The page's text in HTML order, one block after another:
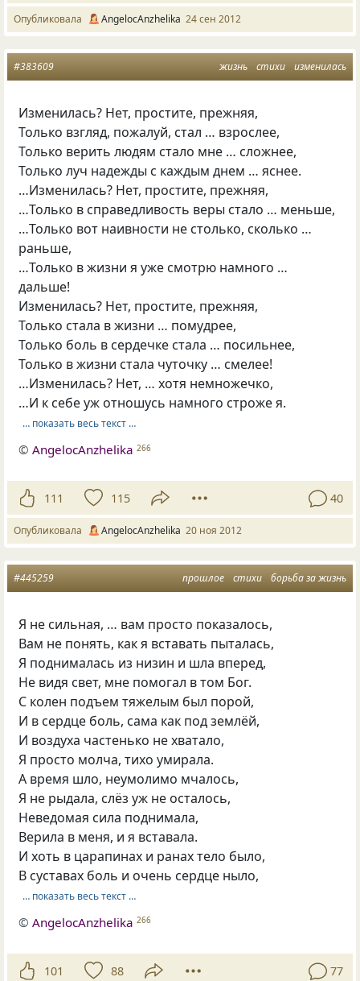
Опубликовала AngelocAnzhelika 24 сен 2012
жизнь стихи изменилась
#383609
Изменилась? Нет, простите, прежняя,
Только взгляд, пожалуй, стал … взрослее,
Только верить людям стало мне … сложнее,
Только луч надежды с каждым днем … яснее.
…Изменилась? Нет, простите, прежняя,
…Только в справедливость веры стало … меньше,
…Только вот наивности не столько, сколько …
раньше,
…Только в жизни я уже смотрю намного …
дальше!
Изменилась? Нет, простите, прежняя,
Только стала в жизни … помудрее,
Только боль в сердечке стала … посильнее,
Только в жизни стала чуточку … смелее!
…Изменилась? Нет, … хотя немножечко,
…И к себе уж отношусь намного строже я.
… показать весь текст …
©AngelocAnzhelika 266
111 115 40
Опубликовала AngelocAnzhelika 20 ноя 2012
прошлое стихи борьба за жизнь
#445259
Я не сильная, … вам просто показалось,
Вам не понять, как я вставать пыталась,
Я поднималась из низин и шла вперед,
Не видя свет, мне помогал в том Бог.
С колен подъем тяжелым был порой,
И в сердце боль, сама как под землёй,
И воздуха частенько не хватало,
Я просто молча, тихо умирала.
А время шло, неумолимо мчалось,
Я не рыдала, слёз уж не осталось,
Неведомая сила поднимала,
Верила в меня, и я вставала.
И хоть в царапинах и ранах тело было,
В суставах боль и очень сердце ныло,
… показать весь текст …
©AngelocAnzhelika 266
101 88 77